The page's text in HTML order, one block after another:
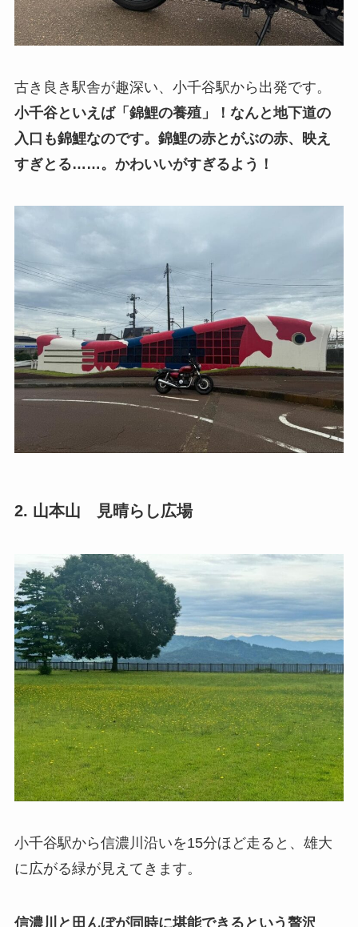
古き良き駅舎が趣深い、小千谷駅から出発です。
小千谷といえば「錦鯉の養殖」！なんと地下道の
入口も錦鯉なのです。錦鯉の赤とがぶの赤、映え
すぎとる……。かわいいがすぎるよう！
2. 山本山 見晴らし広場
小千谷駅から信濃川沿いを15分ほど走ると、雄大
に広がる緑が見えてきます。
信濃川と田んぼが同時に堪能できるという贅沢